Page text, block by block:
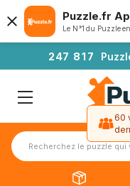
247 81 7
Puzzle.fr
Le N°1 du Puzzle
60